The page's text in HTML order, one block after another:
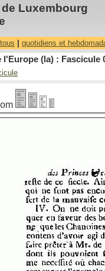
Luxembourg
tous quotidiens et
(la) : Fascicule